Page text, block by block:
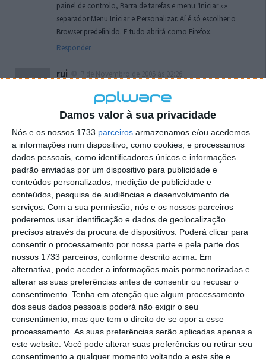
Damos valor à sua privacidade
Nós e os nossos 1733 parceiros armazenamos e/ou acedemos
a informações num dispositivo, como cookies, e processamos
dados pessoais, como identificadores únicos e informações
padrão enviadas por um dispositivo para publicidade e
conteúdos personalizados, medição de publicidade e
conteúdos, pesquisa de audiências e desenvolvimento de
serviços. Com a sua permissão, nós e os nossos parceiros
poderemos usar identificação e dados de geolocalização
precisos através da procura de dispositivos. Poderá clicar para
consentir o processamento por nossa parte e pela parte dos
nossos 1733 parceiros, conforme descrito acima. Em
alternativa, pode aceder a informações mais pormenorizadas e
alterar as suas preferências antes de consentir ou recusar o
consentimento. Tenha em atenção que algum processamento
dos seus dados pessoais poderá não exigir o seu
consentimento, mas que tem o direito de se opor a esse
processamento. As suas preferências serão aplicadas apenas a
este website. Você pode alterar suas preferências ou retirar seu
consentimento a qualquer momento voltando a este site e
painel de controlo, Barra de tarefas e menu ‘Iniciar »»
separador Menu Iniciar e Personalizar. Aí é só escolher o
Browser predefinido. E tudo abrirá como Firefox.
Responder
rui
localizaçao referida n se encontra la nada k me permita por
o firefox como browser predefenido
Ja percorri o painel
tentei apagar o explorer na tentativa de forçar o uso do
firefox mas em vao. Kaso te lembres de outra dica fico
agradecido, caso contrario obrigado a mesma
Responder
Vítor M.
7 de Novembro de 2005 às 01:39
@Reporter
Desculpa mas o link funciona. Seja como for segue por mail
o MSn Messenger 8.
Responder
Vítor M.
@Rui
Tens de encontrar o que te falei. Faz da seguinte maneira,
janela iniciar e no topo dessa janela com o botão direito do
rato faz propriedades. Depois no separador Menu ‘Iniciar’
clica no botão ‘Personalizar’ aí encontrarás no separador